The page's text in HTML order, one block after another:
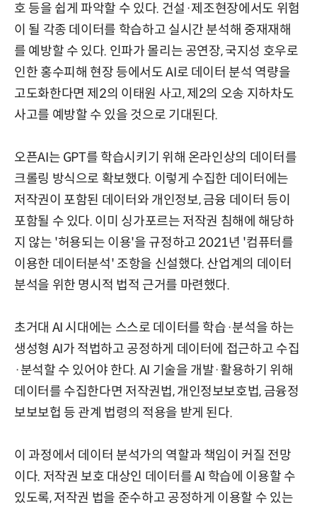
호 등을 쉽게 파악할 수 있다. 건설·제조현장에서도 위험
이 될 각종 데이터를 학습하고 실시간 분석해 중재재해
를 예방할 수 있다. 인파가 몰리는 공연장, 국지성 호우로
인한 홍수피해 현장 등에서도 AI로 데이터 분석 역량을
고도화한다면 제2의 이태원 사고, 제2의 오송 지하차도
사고를 예방할 수 있을 것으로 기대된다.
오픈AI는 GPT를 학습시키기 위해 온라인상의 데이터를
크롤링 방식으로 확보했다. 이렇게 수집한 데이터에는
저작권이 포함된 데이터와 개인정보, 금융 데이터 등이
포함될 수 있다. 이미 싱가포르는 저작권 침해에 해당하
지 않는 '허용되는 이용'을 규정하고 2021년 '컴퓨터를
이용한 데이터분석' 조항을 신설했다. 산업계의 데이터
분석을 위한 명시적 법적 근거를 마련했다.
초거대 AI 시대에는 스스로 데이터를 학습·분석을 하는
생성형 AI가 적법하고 공정하게 데이터에 접근하고 수집
·분석할 수 있어야 한다. AI 기술을 개발·활용하기 위해
데이터를 수집한다면 저작권법, 개인정보보호법, 금융정
보보보헙 등 관계 법령의 적용을 받게 된다.
이 과정에서 데이터 분석가의 역할과 책임이 커질 전망
이다. 저작권 보호 대상인 데이터를 AI 학습에 이용할 수
있도록, 저작권 법을 준수하고 공정하게 이용할 수 있는